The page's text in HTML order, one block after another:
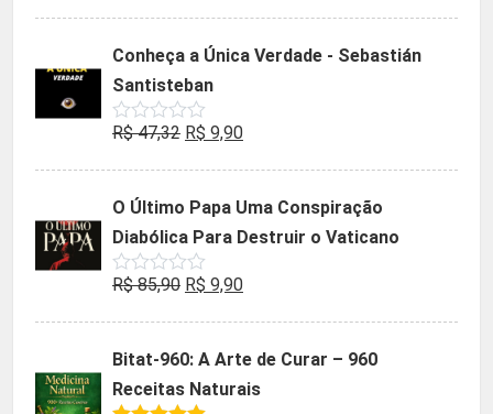
de
era:
R$ 35,90.
é:
Conheça a Única Verdade - Sebastián
Santisteban
Avaliação
de
R$47,32 O
era:
R$ 47,32.
R$ 9,90O
é:
R$ 9,90.
O Último Papa Uma Conspiração
Diabólica Para Destruir o Vaticano
Avaliação
de
R$85,90 O
era:
R$ 85,90.
R$ 9,90O
é:
R$ 9,90.
Bitat-960: A Arte de Curar – 960
Receitas Naturais